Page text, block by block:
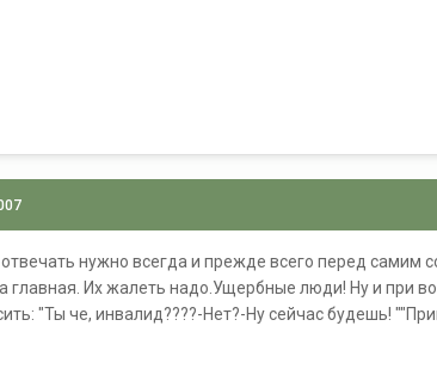
нужно всегда и прежде всего перед самим
главная. Их жалеть надо.Ущербные люди! Ну и при
"Ты че, инвалид????-Нет?-Ну сейчас будешь!